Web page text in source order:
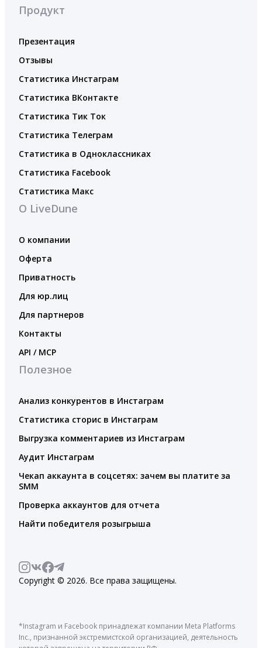
Продукт
Презентация
Отзывы
Статистика Инстаграм
Статистика ВКонтакте
Статистика Тик Ток
Статистика Телеграм
Статистика в Одноклассниках
Статистика Facebook
Статистика Макс
О LiveDune
О компании
Оферта
Приватность
Для юр.лиц
Для партнеров
Контакты
API / MCP
Полезное
Анализ конкурентов в Инстаграм
Статистика сторис в Инстаграм
Выгрузка комментариев из Инстаграм
Аудит Инстаграм
Чекап аккаунта в соцсетях: зачем вы платите за
SMM
Проверка аккаунтов для отчета
Найти победителя розыгрыша
Copyright © 2026. Все права защищены.
*Instagram и Facebook принадлежат компании Meta Platforms
Inc., признанной экстремистской организацией, деятельность